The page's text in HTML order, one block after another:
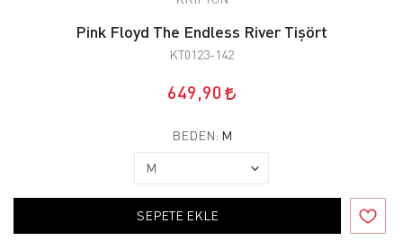
Pink Floyd The Endless River Tişört
KT0123-142
649,90
BEDEN: M
SEPETE EKLE